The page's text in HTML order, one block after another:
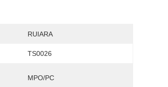
RUIARA
TS0026
MPO/PC